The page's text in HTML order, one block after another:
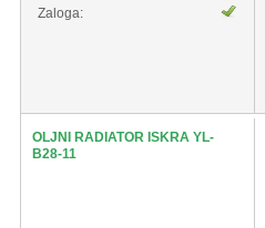
Zaloga:
OLJNI RADIATOR ISKRA YL-
B28-11